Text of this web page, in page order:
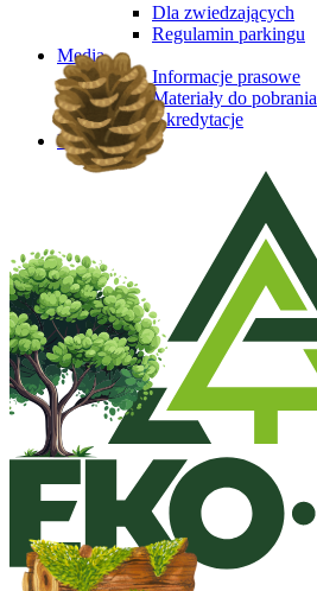
Dla zwiedzających
Regulamin parkingu
Media
Informacje prasowe
Materiały do pobrania
Akredytacje
Kontakt